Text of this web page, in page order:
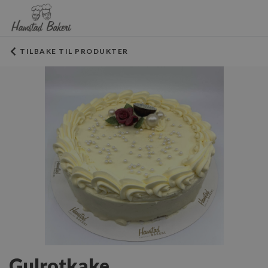
TILBAKE TIL PRODUKTER